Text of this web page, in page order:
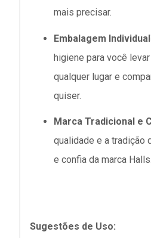
mais precisar.
Embalagem
higiene para você
qualquer lugar e
quiser.
Marca Tradicional e
qualidade e a tradição
e confia da marca Halls.
Sugestões de Uso: